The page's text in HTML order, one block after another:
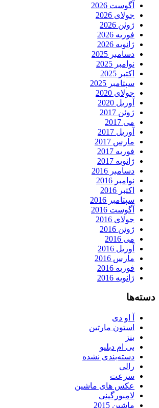
آگوست 2026
جولای 2026
ژوئن 2026
فوریه 2026
ژانویه 2026
دسامبر 2025
نوامبر 2025
اکتبر 2025
سپتامبر 2025
جولای 2020
آوریل 2020
ژوئن 2017
می 2017
آوریل 2017
مارس 2017
فوریه 2017
ژانویه 2017
دسامبر 2016
نوامبر 2016
اکتبر 2016
سپتامبر 2016
آگوست 2016
جولای 2016
ژوئن 2016
می 2016
آوریل 2016
مارس 2016
فوریه 2016
ژانویه 2016
دسته‌ها
آ او دی
استون مارتین
بنز
بی ام دبلیو
دسته‌بندی نشده
رالی
سرعت
عکس های ماشین
لامبورگینی
ماشین 2015